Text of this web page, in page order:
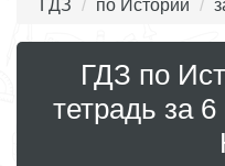
ГДЗ по Истории
ГДЗ по
тетрадь за 6